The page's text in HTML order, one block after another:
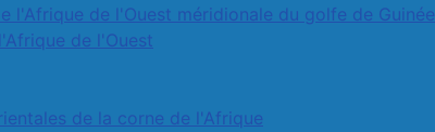
l'Afrique de l'Ouest méridionale du golfe de Guinée
de l'Ouest
de la corne de l'Afrique